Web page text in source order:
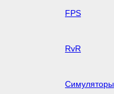
FPS
RvR
Симуляторы